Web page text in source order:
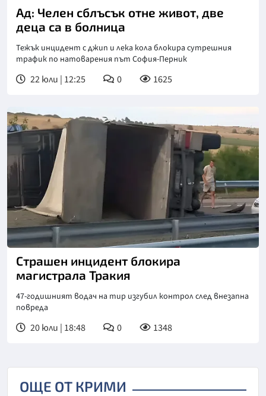
Ад: Челен сблъсък отне живот, две
деца са в болница
Тежък инцидент с джип и лека кола блокира сутрешния
трафик по натоварения път София-Перник
22 юли | 12:25 0 1625
Страшен инцидент блокира
магистрала Тракия
47-годишният водач на тир изгубил контрол след внезапна
повреда
20 юли | 18:48 0 1348
ОЩЕ ОТ КРИМИ